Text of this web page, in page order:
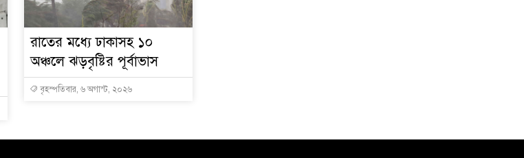
রাতের মধ্যে ঢাকাসহ ১০
অঞ্চলে ঝড়বৃষ্টির পূর্বাভাস
বৃহস্পতিবার, ৬ অগাস্ট, ২০২৬